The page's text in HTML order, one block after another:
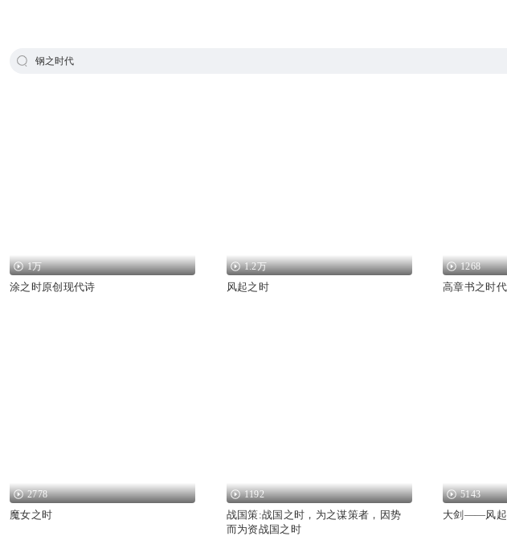
钢之时代
1万
涂之时原创现代诗
1.2万
风起之时
1268
高章书之时
2778
魔女之时
1192
战国策:战国之时，为之谋策者，因势
而为资战国之时
5143
大剑——风起